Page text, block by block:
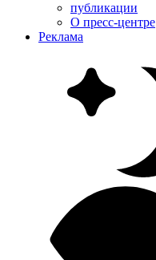
публикации
О пресс-центре
Реклама